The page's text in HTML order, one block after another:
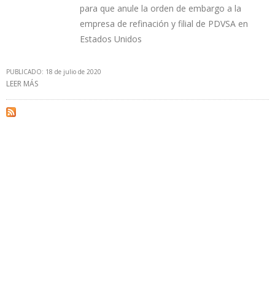
para que anule la orden de embargo a la
empresa de refinación y filial de PDVSA en
Estados Unidos
PUBLICADO: 18 de julio de 2020
LEER MÁS